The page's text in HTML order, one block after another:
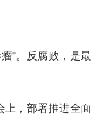
”。反腐败，是最
上，部署推进全面